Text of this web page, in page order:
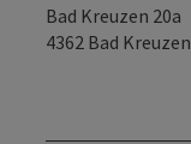
Bad Kreuzen 20a
4362 Bad Kreuzen